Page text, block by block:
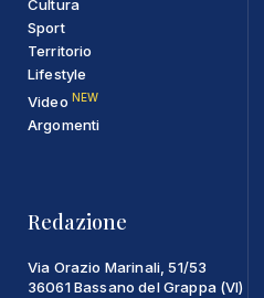
Cultura
Sport
Territorio
Lifestyle
Video NEW
Argomenti
Redazione
Via Orazio Marinali, 51/53
36061 Bassano del Grappa (VI)